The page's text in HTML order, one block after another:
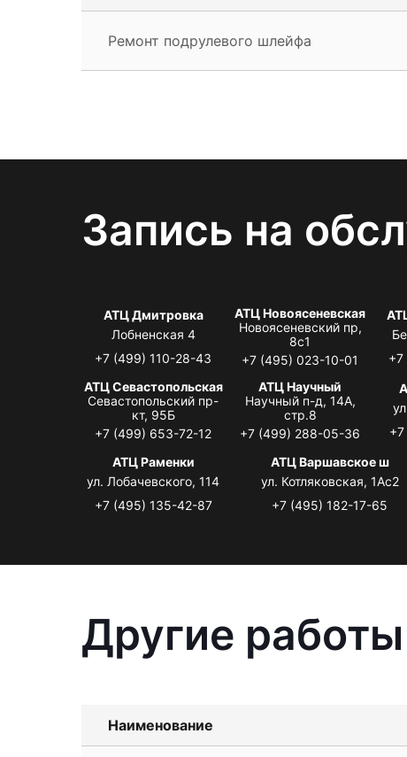
Ремонт подрулевого шлейфа
Запись на
АТЦ Дмитровка
Лобненская 4
+7 (499) 110-28-43
АТЦ Новоясеневская
Новоясеневский пр,
8с1
+7 (495) 023-10-01
АТЦ Севастопольская
Севастопольский пр-
кт, 95Б
+7 (499) 653-72-12
АТЦ Научный
Научный п-д, 14А,
стр.8
+7 (499) 288-05-36
АТЦ Раменки
ул. Лобачевского, 114
+7 (495) 135-42-87
АТЦ Варшавское ш
ул. Котляковская, 1Ас2
+7 (495) 182-17-65
Другие
Наименование